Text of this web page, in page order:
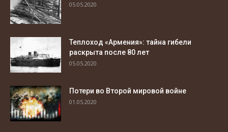
05.05.2020
Теплоход «Армения»: тайна гибели
раскрыта после 80 лет
05.05.2020
Потери во Второй мировой войне
01.05.2020